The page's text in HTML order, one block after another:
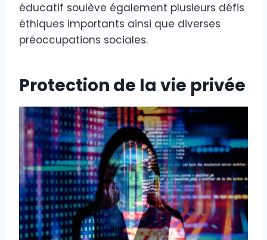
éducatif soulève également plusieurs défis
éthiques importants ainsi que diverses
préoccupations sociales.
Protection de la vie privée